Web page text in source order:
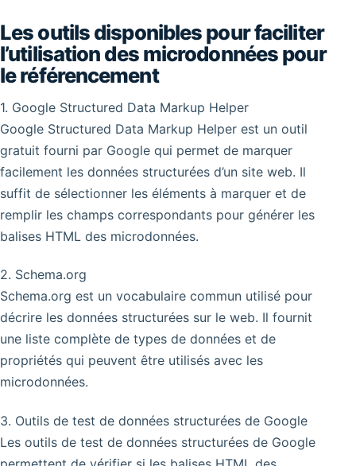
Les outils disponibles pour faciliter
l’utilisation des microdonnées pour
le référencement
1. Google Structured Data Markup Helper
Google Structured Data Markup Helper est un outil
gratuit fourni par Google qui permet de marquer
facilement les données structurées d’un site web. Il
suffit de sélectionner les éléments à marquer et de
remplir les champs correspondants pour générer les
balises HTML des microdonnées.
2. Schema.org
Schema.org est un vocabulaire commun utilisé pour
décrire les données structurées sur le web. Il fournit
une liste complète de types de données et de
propriétés qui peuvent être utilisés avec les
microdonnées.
3. Outils de test de données structurées de Google
Les outils de test de données structurées de Google